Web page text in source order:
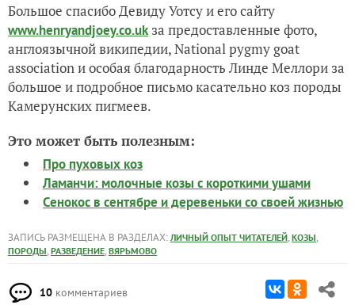
Большое спасибо Девиду Уотсу и его сайту
www.henryandjoey.co.ukза предоставленные фото,
англоязычной википедии, National pygmy goat
association и особая благодарность Линде Меллори за
большое и подробное письмо касательно коз породы
Камерунских пигмеев.
Это может быть полезным:
Про пуховых коз
Ламанчи: молочные козы с короткими ушами
Сенокос в сентябре и деревеньки со своей жизнью
ЗАПИСЬ РАЗМЕЩЕНА В РАЗДЕЛАХ: ЛИЧНЫЙ ОПЫТ ЧИТАТЕЛЕЙ, КОЗЫ,
ПОРОДЫ, РАЗВЕДЕНИЕ, ВЯРЬМОВО
10 комментариев